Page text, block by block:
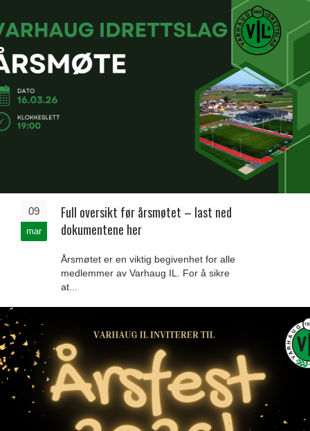
09
mar
Full oversikt før årsmøtet – last ned
dokumentene her
Årsmøtet er en viktig begivenhet for alle
medlemmer av Varhaug IL. For å sikre
at...